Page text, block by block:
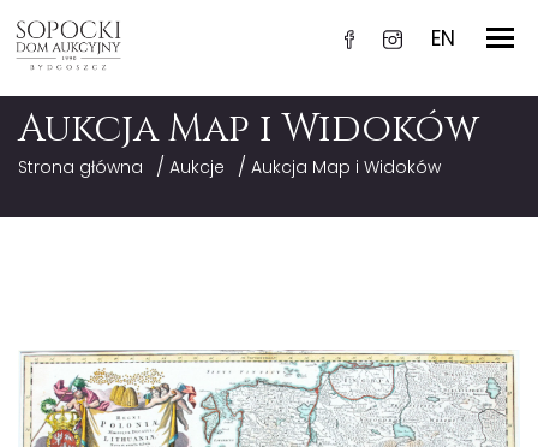
EN
Aukcja Map i Widoków
Strona główna / Aukcje / Aukcja Map i Widoków